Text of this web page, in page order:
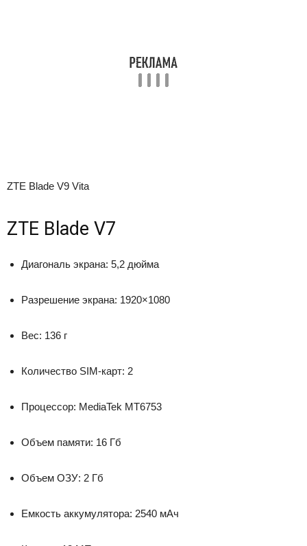
ZTE Blade V9 Vita
ZTE Blade V7
Диагональ экрана: 5,2 дюйма
Разрешение экрана: 1920×1080
Вес: 136 г
Количество SIM-карт: 2
Процессор: MediaTek MT6753
Объем памяти: 16 Гб
Объем ОЗУ: 2 Гб
Емкость аккумулятора: 2540 мАч